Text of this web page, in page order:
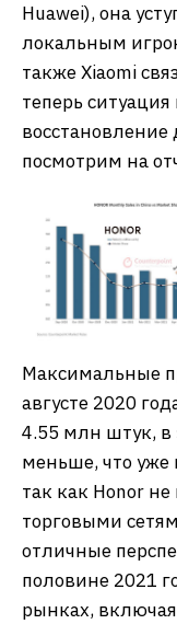
Huawei), она
локальным
также Xiaomi
теперь
посмотрим на
Максимальные
августе 2020
4.55 млн штук,
меньше, что уже
так как Honor
торговыми
отличные
половине 2021
рынках,